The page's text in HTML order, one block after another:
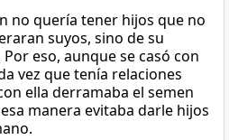
no quería tener hijos que no
suyos, sino de su
eso, aunque se casó con
vez que tenía relaciones
ella derramaba el semen
manera evitaba darle hijos